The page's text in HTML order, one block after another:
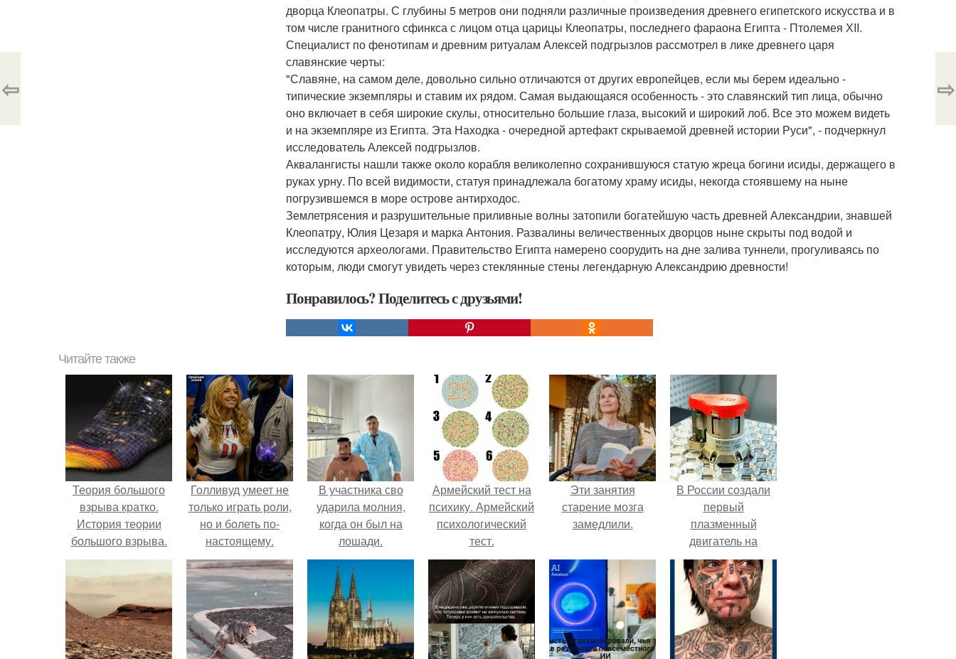
дворца Клеопатры. С глубины 5 метров они подняли различные произведения древнего египетского искусства и в
том числе гранитного сфинкса с лицом отца царицы Клеопатры, последнего фараона Египта - Птолемея ХII.
Специалист по фенотипам и древним ритуалам Алексей подгрызлов рассмотрел в лике древнего царя
славянские черты:
"Славяне, на самом деле, довольно сильно отличаются от других европейцев, если мы берем идеально -
типические экземпляры и ставим их рядом. Самая выдающаяся особенность - это славянский тип лица, обычно
оно включает в себя широкие скулы, относительно большие глаза, высокий и широкий лоб. Все это можем видеть
и на экземпляре из Египта. Эта Находка - очередной артефакт скрываемой древней истории Руси", - подчеркнул
исследователь Алексей подгрызлов.
Аквалангисты нашли также около корабля великолепно сохранившуюся статую жреца богини исиды, держащего в
руках урну. По всей видимости, статуя принадлежала богатому храму исиды, некогда стоявшему на ныне
погрузившемся в море острове антирходос.
Землетрясения и разрушительные приливные волны затопили богатейшую часть древней Александрии, знавшей
Клеопатру, Юлия Цезаря и марка Антония. Развалины величественных дворцов ныне скрыты под водой и
исследуются археологами. Правительство Египта намерено соорудить на дне залива туннели, прогуливаясь по
которым, люди смогут увидеть через стеклянные стены легендарную Александрию древности!
Понравилось? Поделитесь с друзьями!
⇦ ⇨
Читайте также
Теория большого
взрыва кратко.
История теории
большого взрыва.
Голливуд умеет не
только играть роли,
но и болеть по-
настоящему.
В участника сво
ударила молния,
когда он был на
лошади.
Армейский тест на
психику. Армейский
психологический
тест.
Эти занятия
старение мозга
замедлили.
В России создали
первый
плазменный
двигатель на
криптоне.